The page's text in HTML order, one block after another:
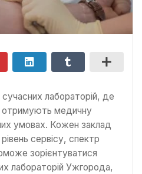
лабораторій, де
отримують медичну
умовах. Кожен заклад
сервісу, спектр
зорієнтуватися
лабораторій Ужгорода,